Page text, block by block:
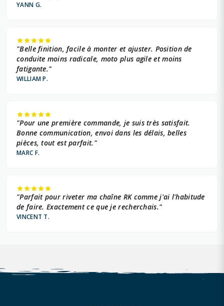
YANN G.
"Belle finition, facile à monter et ajuster. Position de
conduite moins radicale, moto plus agile et moins
fatigante."
WILLIAM P.
"Pour une première commande, je suis très satisfait.
Bonne communication, envoi dans les délais, belles
pièces, tout est parfait."
MARC F.
"Parfait pour riveter ma chaîne RK comme j'ai l'habitude
de faire. Exactement ce que je recherchais."
VINCENT T.